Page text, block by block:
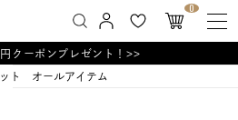
0
クーポンプレゼント！>>
ト オールアイテム